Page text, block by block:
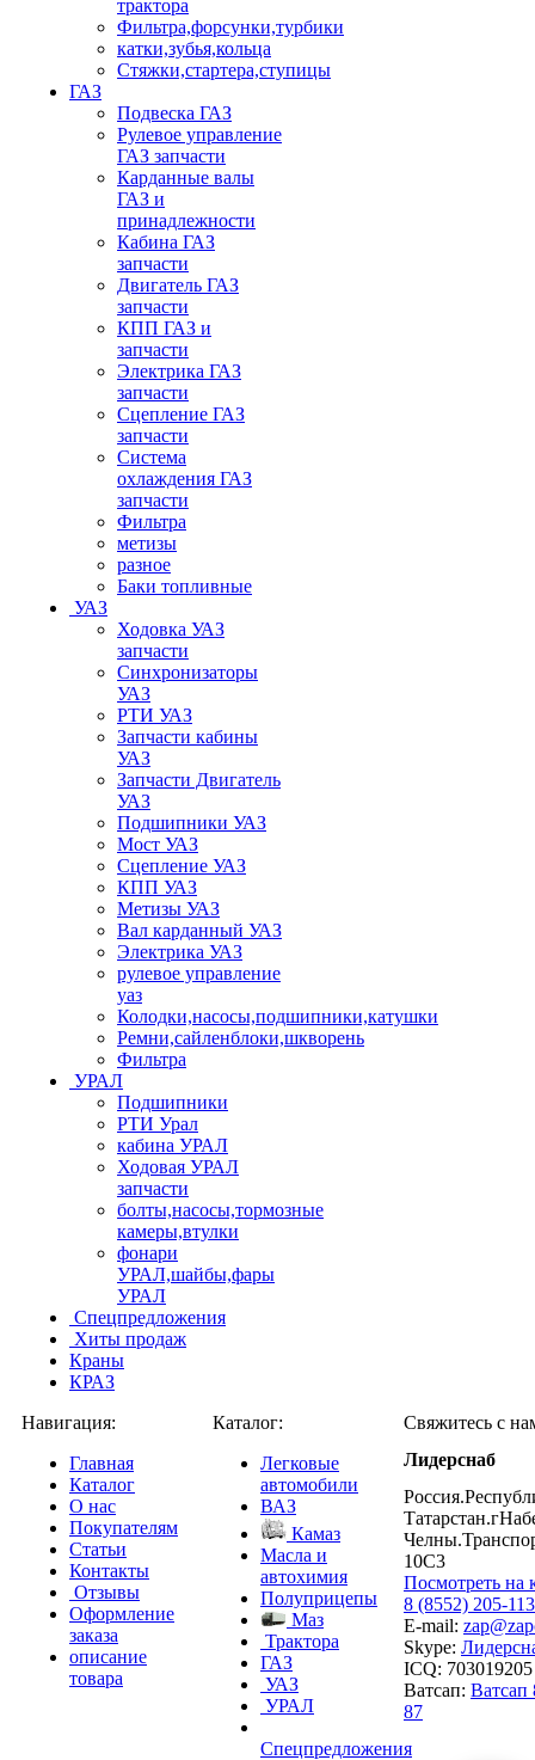
трактора
Фильтра,форсунки,турбики
катки,зубья,кольца
Стяжки,стартера,ступицы
ГАЗ
Подвеска ГАЗ
Рулевое управление
ГАЗ запчасти
Карданные валы
ГАЗ и
принадлежности
Кабина ГАЗ
запчасти
Двигатель ГАЗ
запчасти
КПП ГАЗ и
запчасти
Электрика ГАЗ
запчасти
Сцепление ГАЗ
запчасти
Система
охлаждения ГАЗ
запчасти
Фильтра
метизы
разное
Баки топливные
УАЗ
Ходовка УАЗ
запчасти
Синхронизаторы
УАЗ
РТИ УАЗ
Запчасти кабины
УАЗ
Запчасти Двигатель
УАЗ
Подшипники УАЗ
Мост УАЗ
Сцепление УАЗ
КПП УАЗ
Метизы УАЗ
Вал карданный УАЗ
Электрика УАЗ
рулевое управление
уаз
Колодки,насосы,подшипники,катушки
Ремни,сайленблоки,шкворень
Фильтра
УРАЛ
Подшипники
РТИ Урал
кабина УРАЛ
Ходовая УРАЛ
запчасти
болты,насосы,тормозные
камеры,втулки
фонари
УРАЛ,шайбы,фары
УРАЛ
Спецпредложения
Хиты продаж
Краны
КРАЗ
Навигация:
Главная
Каталог
О нас
Покупателям
Статьи
Контакты
Отзывы
Оформление
заказа
описание
товара
Каталог:
Легковые
автомобили
ВАЗ
Камаз
Масла и
автохимия
Полуприцепы
Маз
Трактора
ГАЗ
УАЗ
УРАЛ
Спецпредложения
Свяжитесь с
Лидерснаб
10С3
Посмотреть на
8 (8552) 205-113
E-mail:
Skype:
ICQ: 703019205
Ватсап: Ватсап
87